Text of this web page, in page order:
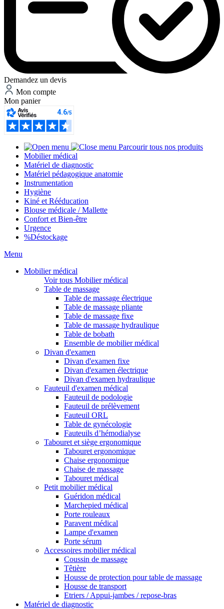
Demandez un devis
Mon compte
Mon panier
Parcourir tous nos produits
Mobilier médical
Matériel de diagnostic
Matériel pédagogique anatomie
Instrumentation
Hygiène
Kiné et Rééducation
Blouse médicale / Mallette
Confort et Bien-être
Urgence
%Déstockage
Menu
Mobilier médical
Voir tous Mobilier médical
Table de massage
Table de massage électrique
Table de massage pliante
Table de massage fixe
Table de massage hydraulique
Table de bobath
Ensemble de mobilier médical
Divan d'examen
Divan d'examen fixe
Divan d'examen électrique
Divan d'examen hydraulique
Fauteuil d'examen médical
Fauteuil de podologie
Fauteuil de prélèvement
Fauteuil ORL
Table de gynécologie
Fauteuils d’hémodialyse
Tabouret et siège ergonomique
Tabouret ergonomique
Chaise ergonomique
Chaise de massage
Tabouret médical
Petit mobilier médical
Guéridon médical
Marchepied médical
Porte rouleaux
Paravent médical
Lampe d'examen
Porte sérum
Accessoires mobilier médical
Coussin de massage
Têtière
Housse de protection pour table de massage
Housse de transport
Etriers / Appui-jambes / repose-bras
Matériel de diagnostic